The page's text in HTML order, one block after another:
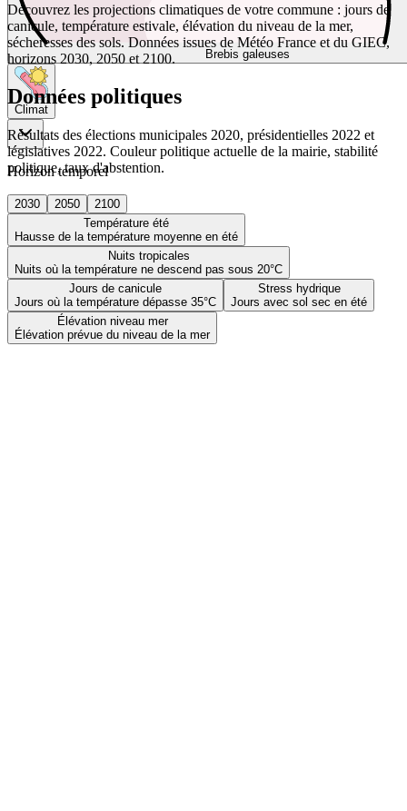
Brebis galeuses
Climat
Horizon temporel
2030 2050
2100
Température été
Hausse de la température moyenne en été
Nuits tropicales
Nuits où la température ne descend pas sous 20°C
Jours de canicule
Jours où la température dépasse 35°C
Stress hydrique
Jours avec sol sec en été
Élévation niveau mer
Élévation prévue du niveau de la mer
Découvrez les projections climatiques de votre commune : jours de
canicule, température estivale, élévation du niveau de la mer,
sécheresses des sols. Données issues de Météo France et du GIEC,
horizons 2030, 2050 et 2100.
Données politiques
Résultats des élections municipales 2020, présidentielles 2022 et
législatives 2022. Couleur politique actuelle de la mairie, stabilité
politique, taux d'abstention.